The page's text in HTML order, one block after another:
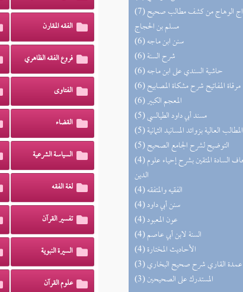
(7) السراج الوهاج من كشف مطالب صحيح
مسلم بن الحجاج
(6) سنن ابن ماجه
(6) شرح السنة
(6) حاشية السندي على ابن ماجه
(6) مرقاة المفاتيح شرح مشكاة المصابيح
(6) المعجم الكبير
(5) مسند أبي داود الطيالسي
(5) المطالب العالية بزوائد المسانيد الثمانية
(5) التوضيح لشرح الجامع الصحيح
(4) إتحاف السادة المتقين بشرح إحياء علوم
الدين
(4) الفقيه والمتفقه
(4) سنن أبي داود
(4) عون المعبود
(4) السنة لابن أبي عاصم
(4) الأحاديث المختارة
(3) عمدة القاري شرح صحيح البخاري
(3) المستدرك على الصحيحين
الفقه المقارن
فروع الفقه الظاهري
الفتاوى
القضاء
السياسة الشرعية
لغة الفقه
تفسير القرآن
السيرة النبوية
علوم القرآن